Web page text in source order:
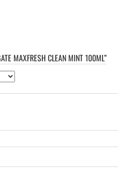
MAXFRESH CLEAN MINT 100ML”